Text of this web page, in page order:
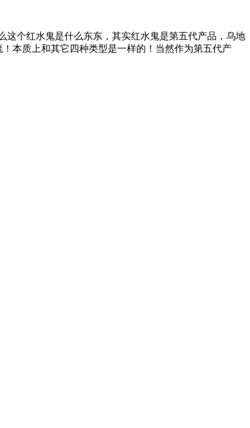
这个红水鬼是什么东东，其实红水鬼是第五代产品，乌地
！本质上和其它四种类型是一样的！当然作为第五代产